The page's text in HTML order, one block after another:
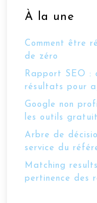
À la une
Comment être
de zéro
Rapport SEO :
résultats pour
Google non
les outils
Arbre de
service du
Matching
pertinence des